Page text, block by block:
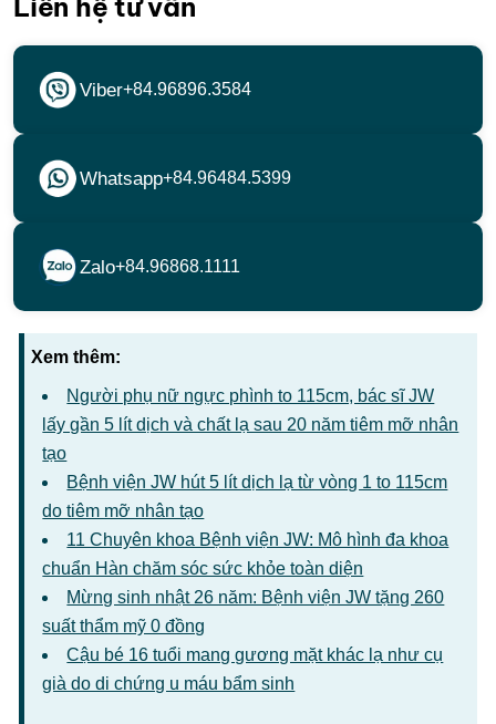
Liên hệ tư vấn
Viber+84.96896.3584
Whatsapp+84.96484.5399
Zalo+84.96868.1111
Xem thêm:
Người phụ nữ ngực phình to 115cm, bác sĩ JW
lấy gần 5 lít dịch và chất lạ sau 20 năm tiêm mỡ nhân
tạo
Bệnh viện JW hút 5 lít dịch lạ từ vòng 1 to 115cm
do tiêm mỡ nhân tạo
11 Chuyên khoa Bệnh viện JW: Mô hình đa khoa
chuẩn Hàn chăm sóc sức khỏe toàn diện
Mừng sinh nhật 26 năm: Bệnh viện JW tặng 260
suất thẩm mỹ 0 đồng
Cậu bé 16 tuổi mang gương mặt khác lạ như cụ
già do di chứng u máu bẩm sinh